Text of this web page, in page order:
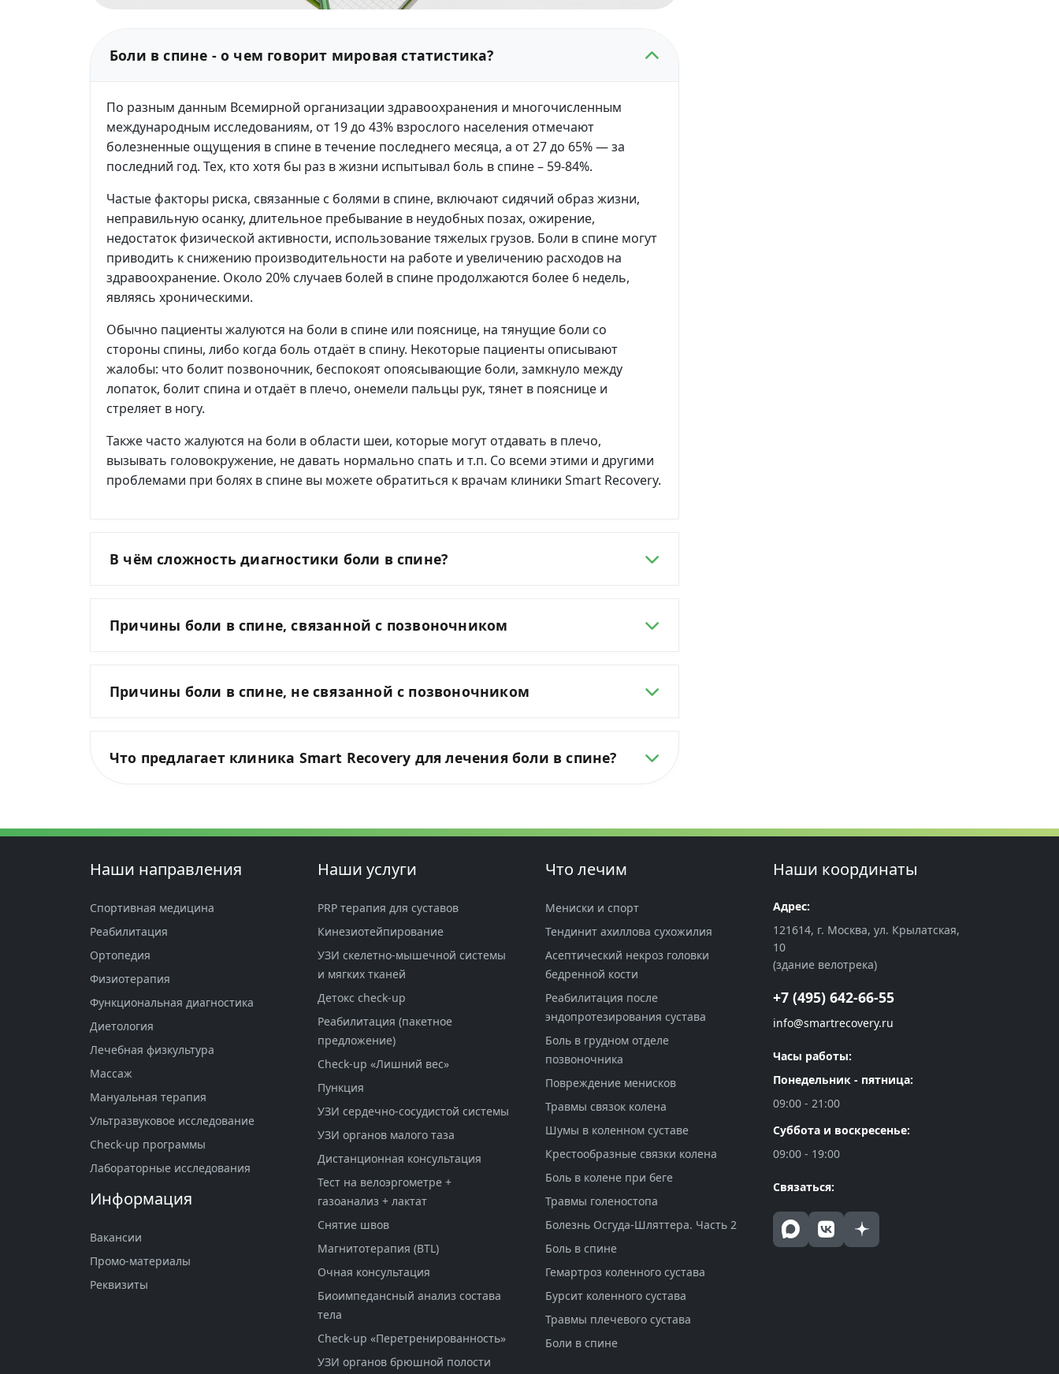
Боли в спине - о чем говорит мировая статистика?
По разным данным Всемирной организации здравоохранения и многочисленным
международным исследованиям, от 19 до 43% взрослого населения отмечают
болезненные ощущения в спине в течение последнего месяца, а от 27 до 65% — за
последний год. Тех, кто хотя бы раз в жизни испытывал боль в спине – 59-84%.
Частые факторы риска, связанные с болями в спине, включают сидячий образ жизни,
неправильную осанку, длительное пребывание в неудобных позах, ожирение,
недостаток физической активности, использование тяжелых грузов. Боли в спине могут
приводить к снижению производительности на работе и увеличению расходов на
здравоохранение. Около 20% случаев болей в спине продолжаются более 6 недель,
являясь хроническими.
Обычно пациенты жалуются на боли в спине или пояснице, на тянущие боли со
стороны спины, либо когда боль отдаёт в спину. Некоторые пациенты описывают
жалобы: что болит позвоночник, беспокоят опоясывающие боли, замкнуло между
лопаток, болит спина и отдаёт в плечо, онемели пальцы рук, тянет в пояснице и
стреляет в ногу.
Также часто жалуются на боли в области шеи, которые могут отдавать в плечо,
вызывать головокружение, не давать нормально спать и т.п. Со всеми этими и другими
проблемами при болях в спине вы можете обратиться к врачам клиники Smart Recovery.
В чём сложность диагностики боли в спине?
Причины боли в спине, связанной с позвоночником
Причины боли в спине, не связанной с позвоночником
Что предлагает клиника Smart Recovery для лечения боли в спине?
Наши направления
Спортивная медицина
Реабилитация
Ортопедия
Физиотерапия
Функциональная диагностика
Диетология
Лечебная физкультура
Массаж
Мануальная терапия
Ультразвуковое исследование
Check-up программы
Лабораторные исследования
Информация
Вакансии
Промо-материалы
Реквизиты
Наши услуги
PRP терапия для суставов
Кинезиотейпирование
УЗИ скелетно-мышечной системы
и мягких тканей
Детокс check-up
Реабилитация (пакетное
предложение)
Check-up «Лишний вес»
Пункция
УЗИ сердечно-сосудистой системы
УЗИ органов малого таза
Дистанционная консультация
Тест на велоэргометре +
газоанализ + лактат
Снятие швов
Магнитотерапия (BTL)
Очная консультация
Биоимпедансный анализ состава
тела
Check-up «Перетренированность»
УЗИ органов брюшной полости
Что лечим
Мениски и спорт
Тендинит ахиллова сухожилия
Асептический некроз головки
бедренной кости
Реабилитация после
эндопротезирования сустава
Боль в грудном отделе
позвоночника
Повреждение менисков
Травмы связок колена
Шумы в коленном суставе
Крестообразные связки колена
Боль в колене при беге
Травмы голеностопа
Болезнь Осгуда-Шляттера. Часть 2
Боль в спине
Гемартроз коленного сустава
Бурсит коленного сустава
Травмы плечевого сустава
Боли в спине
Наши координаты
Адрес:
121614, г. Москва, ул. Крылатская,
10
(здание велотрека)
+7 (495) 642-66-55
info@smartrecovery.ru
Часы работы:
Понедельник - пятница:
09:00 - 21:00
Суббота и воскресенье:
09:00 - 19:00
Связаться: